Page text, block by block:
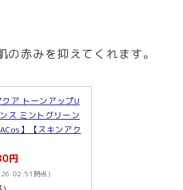
の赤みを抑えてくれます。
ア トーンアップU
ス ミントグリーン
】【スキンアク
円
02:51時点)